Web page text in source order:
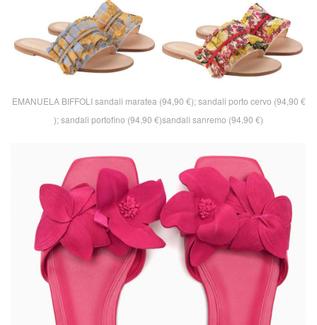
EMANUELA BIFFOLI sandali maratea (94,90 €); sandali porto cervo (94,90 €
); sandali portofino (94,90 €)sandali sanremo (94,90 €)